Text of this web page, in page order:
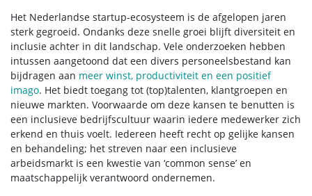
Het Nederlandse startup-ecosysteem is de afgelopen jaren
sterk gegroeid. Ondanks deze snelle groei blijft diversiteit en
inclusie achter in dit landschap. Vele onderzoeken hebben
intussen aangetoond dat een divers personeelsbestand kan
bijdragen aan meer winst, productiviteit en een positief
imago. Het biedt toegang tot (top)talenten, klantgroepen en
nieuwe markten. Voorwaarde om deze kansen te benutten is
een inclusieve bedrijfscultuur waarin iedere medewerker zich
erkend en thuis voelt. Iedereen heeft recht op gelijke kansen
en behandeling; het streven naar een inclusieve
arbeidsmarkt is een kwestie van ‘common sense’ en
maatschappelijk verantwoord ondernemen.